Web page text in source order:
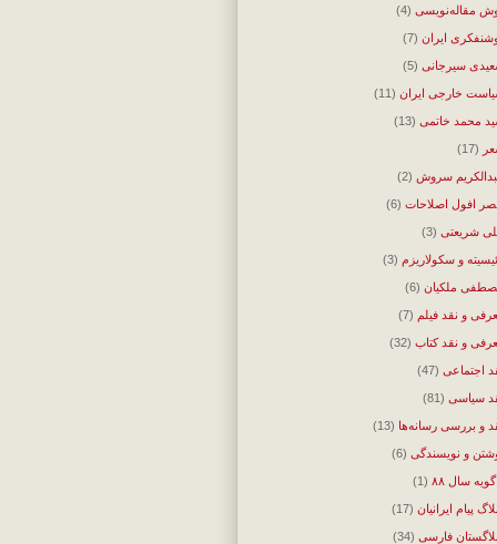
مقاله‌نویسی (4)
ایران (7)
سیرجانی (5)
خارجی ایران (11)
محمد خاتمی (13)
(17)
سروش (2)
افول اصلاحات (6)
شریعتی (3)
و سکولاریزم (3)
ملکیان (6)
و نقد فیلم (7)
و نقد کتاب (32)
اجتماعی (47)
سیاسی (81)
و بررسی رسانه‌ها (13)
و نویسندگی (6)
سال ۸۸ (1)
پیام ایرانیان (17)
فارسی (34)